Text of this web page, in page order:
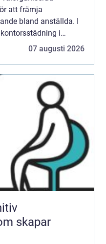
att främja
bland anställda. I
i
07 augusti 2026
skapar